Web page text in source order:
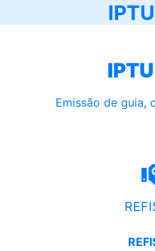
Emissão de guia,